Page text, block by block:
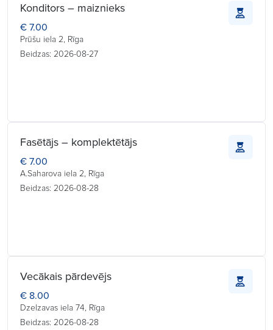
Konditors – maiznieks
€ 7.00
Prūšu iela 2, Rīga
Beidzas: 2026-08-27
Fasētājs – komplektētājs
€ 7.00
A.Saharova iela 2, Rīga
Beidzas: 2026-08-28
Vecākais pārdevējs
€ 8.00
Dzelzavas iela 74, Rīga
Beidzas: 2026-08-28